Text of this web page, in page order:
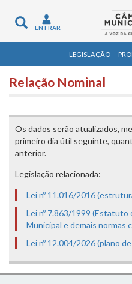
Toggle
navigation
ENTRAR
LEGISLAÇÃO
Relação Nominal
Os dados serão atualizados,
primeiro dia útil seguinte,
anterior.
Legislação relacionada:
Lei nº 11.016/2016
Lei nº 7.863/1999 (Estatuto
Municipal e demais normas
Lei nº 12.004/2026 (plano